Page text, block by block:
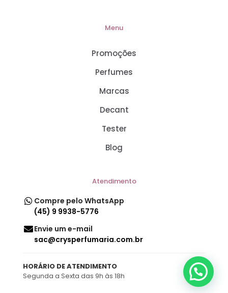
Menu
Promoções
Perfumes
Marcas
Decant
Tester
Blog
Atendimento
Compre pelo WhatsApp
(45) 9 9938-5776
Envie um e-mail
sac@crysperfumaria.com.br
HORÁRIO DE ATENDIMENTO
Segunda a Sexta das 9h às 18h